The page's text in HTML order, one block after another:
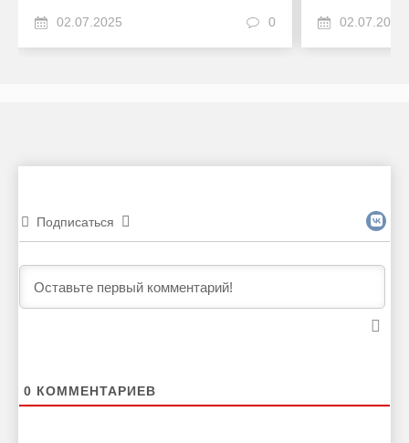
02.07.2025 0 02.07.2025
Подписаться
0 КОММЕНТАРИЕВ